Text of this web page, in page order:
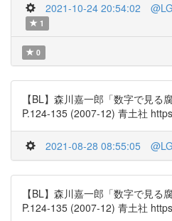
2021-10-24 20:54:02
1
0
【BL】森川嘉一郎「数字で見る
P.124-135 (2007-12) 青土社
2021-08-28 08:55:05
【BL】森川嘉一郎「数字で見る
P.124-135 (2007-12) 青土社